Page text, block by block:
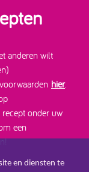
anderen wilt
hier.
onder uw
een
en diensten te